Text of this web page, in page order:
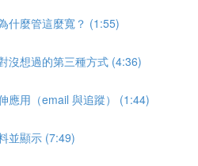
什麼管這麼寬？ (1:55)
沒想過的第三種方式 (4:36)
應用（email 與追蹤） (1:44)
並顯示 (7:49)